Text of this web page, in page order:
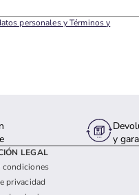
personales y Términos y
y
LEGAL
condiciones
privacidad